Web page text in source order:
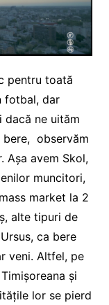
pentru toată
fotbal, dar
dacă ne uităm
bere, observăm
Așa avem Skol,
muncitori,
market la 2
alte tipuri de
ca bere
veni. Altfel, pe
și
lor se pierd